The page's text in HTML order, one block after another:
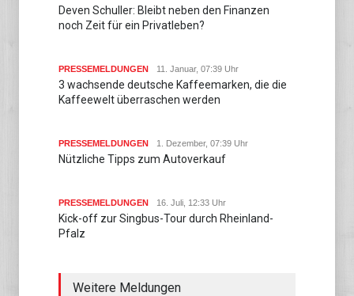
Deven Schuller: Bleibt neben den Finanzen
noch Zeit für ein Privatleben?
PRESSEMELDUNGEN 11. Januar, 07:39 Uhr
3 wachsende deutsche Kaffeemarken, die die
Kaffeewelt überraschen werden
PRESSEMELDUNGEN 1. Dezember, 07:39 Uhr
Nützliche Tipps zum Autoverkauf
PRESSEMELDUNGEN 16. Juli, 12:33 Uhr
Kick-off zur Singbus-Tour durch Rheinland-
Pfalz
Weitere Meldungen